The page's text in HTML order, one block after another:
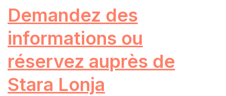
Demandez des
informations ou
réservez auprès de
Stara Lonja